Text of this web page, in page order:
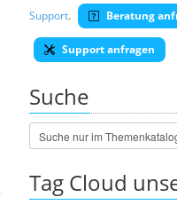
Support. Beratung
Support anfragen
Suche
Tag Cloud